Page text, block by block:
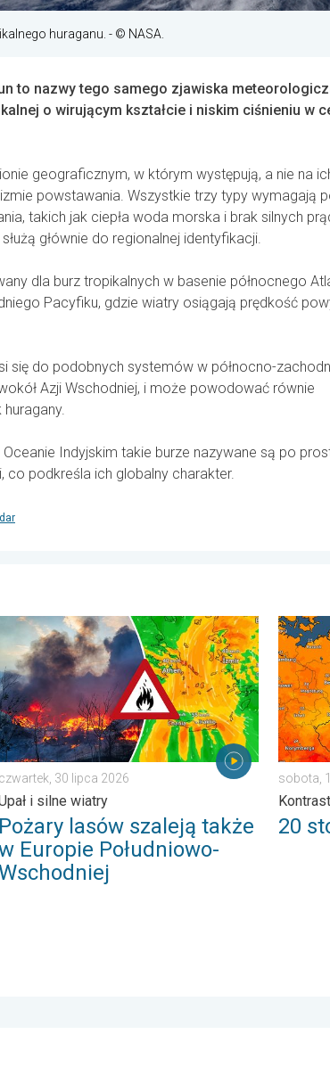
huraganu. - © NASA.
to nazwy tego samego zjawiska
o wirującym kształcie i niskim ciśnieniu w
geograficznym, w którym występują, a nie na
powstawania. Wszystkie trzy typy wymagają
takich jak ciepła woda morska i brak silnych
głównie do regionalnej identyfikacji.
dla burz tropikalnych w basenie północnego
Pacyfiku, gdzie wiatry osiągają prędkość
się do podobnych systemów w północno-
Azji Wschodniej, i może powodować równie
Oceanie Indyjskim takie burze nazywane są po
co podkreśla ich globalny charakter.
30 stopni. . . niedziela, 2 sierpnia 2026
Pożary lasów szaleją także w Europie Południowo-
czwartek, 30 lipca 2026
i silne wiatry
Pożary lasów szaleją także
Europie Południowo-
20
sobota,
20